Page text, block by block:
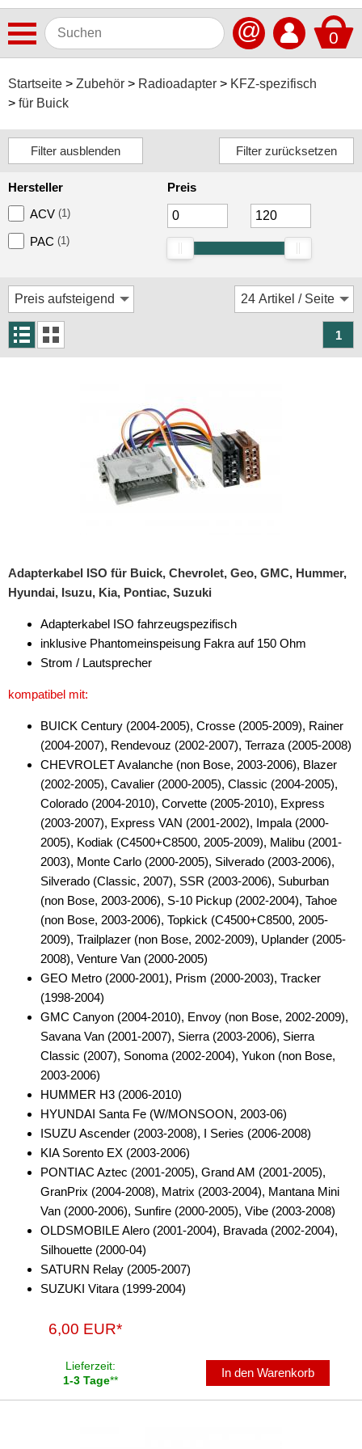
0
@
Startseite Zubehör Radioadapter
KFZ-spezifisch
für Buick
Autoradios
Dashcams
Freisprechanlagen
Lautsprecher
Navigationssoftware
Navigationssysteme
Antennenkabel
Antennensplitter
Antennenstab
Antennenstecker
Antennenverstärker
Antennenzubehör
Aux-In-Adapter
Bluetooth
CAN-BUS-Adapter
Cinch-Kabel
DAB+
Entriegelung
Entstörmaterial
Ersatzteile
Fahrzeughalter
Fernbedienungen
Freischaltmodule
Freisprechadapter
Frequenzweichen
Handyhalterungen
iPod
kabellos Laden
Lautsprechereinbauset
Lautsprecherkabel
Lautsprecherringe
Hersteller
ACV (1)
PAC (1)
Preis
1
Adapterkabel ISO für Buick, Chevrolet, Geo, GMC, Hummer,
Hyundai, Isuzu, Kia, Pontiac, Suzuki
Adapterkabel ISO fahrzeugspezifisch
inklusive Phantomeinspeisung Fakra auf 150 Ohm
Strom / Lautsprecher
kompatibel mit:
BUICK Century (2004-2005), Crosse (2005-2009), Rainer
(2004-2007), Rendevouz (2002-2007), Terraza (2005-2008)
CHEVROLET Avalanche (non Bose, 2003-2006), Blazer
(2002-2005), Cavalier (2000-2005), Classic (2004-2005),
Colorado (2004-2010), Corvette (2005-2010), Express
(2003-2007), Express VAN (2001-2002), Impala (2000-
2005), Kodiak (C4500+C8500, 2005-2009), Malibu (2001-
2003), Monte Carlo (2000-2005), Silverado (2003-2006),
Silverado (Classic, 2007), SSR (2003-2006), Suburban
(non Bose, 2003-2006), S-10 Pickup (2002-2004), Tahoe
(non Bose, 2003-2006), Topkick (C4500+C8500, 2005-
2009), Trailplazer (non Bose, 2002-2009), Uplander (2005-
2008), Venture Van (2000-2005)
GEO Metro (2000-2001), Prism (2000-2003), Tracker
(1998-2004)
GMC Canyon (2004-2010), Envoy (non Bose, 2002-2009),
Savana Van (2001-2007), Sierra (2003-2006), Sierra
Classic (2007), Sonoma (2002-2004), Yukon (non Bose,
2003-2006)
HUMMER H3 (2006-2010)
HYUNDAI Santa Fe (W/MONSOON, 2003-06)
ISUZU Ascender (2003-2008), I Series (2006-2008)
KIA Sorento EX (2003-2006)
PONTIAC Aztec (2001-2005), Grand AM (2001-2005),
GranPrix (2004-2008), Matrix (2003-2004), Mantana Mini
Van (2000-2006), Sunfire (2000-2005), Vibe (2003-2008)
OLDSMOBILE Alero (2001-2004), Bravada (2002-2004),
Silhouette (2000-04)
SATURN Relay (2005-2007)
SUZUKI Vitara (1999-2004)
6,00 EUR*
Lieferzeit:
1-3 Tage**
In den Warenkorb